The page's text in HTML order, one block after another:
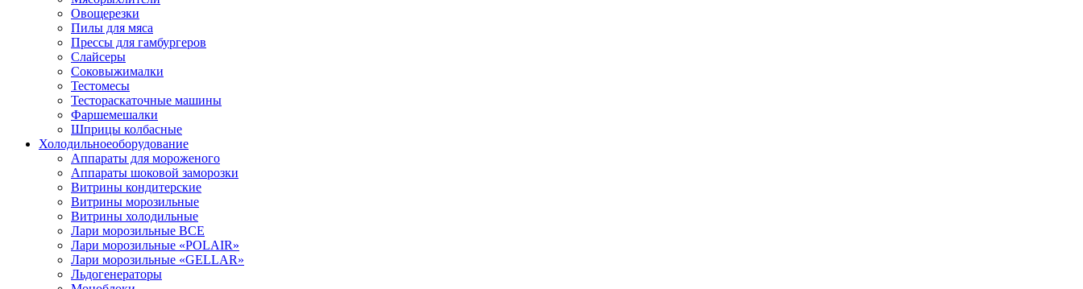
Овощерезки
Пилы для мяса
Прессы для гамбургеров
Слайсеры
Соковыжималки
Тестомесы
Тестораскаточные машины
Фаршемешалки
Шприцы колбасные
Холодильноеоборудование
Аппараты для мороженого
Аппараты шоковой заморозки
Витрины кондитерские
Витрины морозильные
Витрины холодильные
Лари морозильные ВСЕ
Лари морозильные «POLAIR»
Лари морозильные «GELLAR»
Льдогенераторы